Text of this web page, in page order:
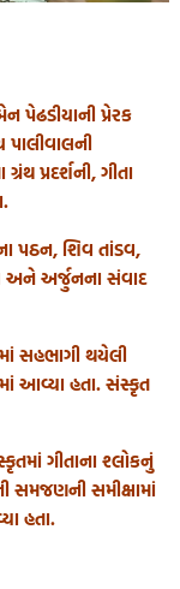
પેઢડીયાની પ્રેરક
પાલીવાલની
પ્રદર્શની, ગીતા
પઠન, શિવ તાંડવ,
અને અર્જુનના સંવાદ
સહભાગી થયેલી
આવ્યા હતા. સંસ્કૃત
ગીતાના શ્લોકનું
સમજણની સમીક્ષામાં
હતા.